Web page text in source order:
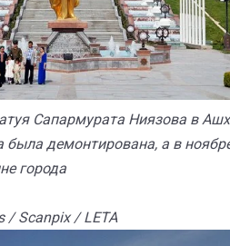
Сапармурата Ниязова в
была демонтирована, а в
города
/ Scanpix / LETA